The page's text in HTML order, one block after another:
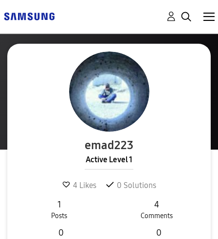
emad223
Active Level 1
4 Likes 0 Solutions
1
Posts
4
Comments
0 0